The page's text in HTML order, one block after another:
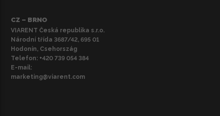
CZ – BRNO
VIARENT Česká republika s.r.o.
Národní třída 3687/42, 695 01
Hodonín, Csehország
Telefon: +420 739 054 384
E-mail:
marketing@viarent.com